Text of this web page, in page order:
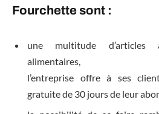
Fourchette sont :
une multitude d’articles
alimentaires,
l’entreprise offre à ses
gratuite de 30 jours de leur